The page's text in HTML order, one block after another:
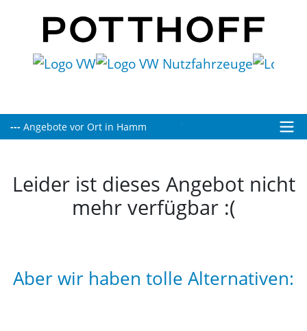
--- Angebote vor Ort in Hamm
Heute bis 19:00 Uhr für Sie geöffnet!
Leider ist dieses Angebot nicht
mehr verfügbar :(
Aber wir haben tolle Alternativen: